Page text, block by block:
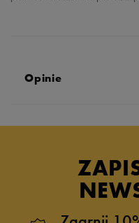
Opinie
zebranych i